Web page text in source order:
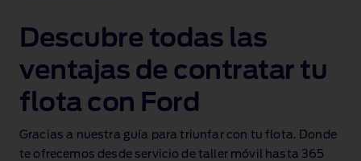
Descubre todas las
ventajas de contratar tu
flota con Ford
Gracias a nuestra guía para triunfar con tu flota. Donde
te ofrecemos desde servicio de taller móvil hasta 365